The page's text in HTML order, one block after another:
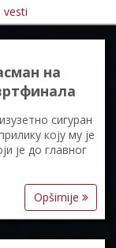
vesti
на
сигуран
коју му је
је до главног
Opširnije